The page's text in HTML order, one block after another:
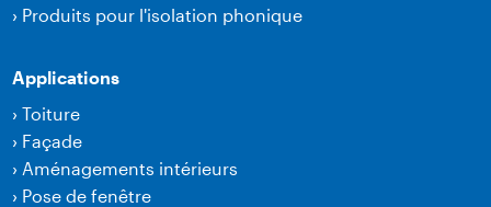
› Produits pour l'isolation phonique
Applications
›Toiture
› Façade
› Aménagements intérieurs
› Pose de fenêtre